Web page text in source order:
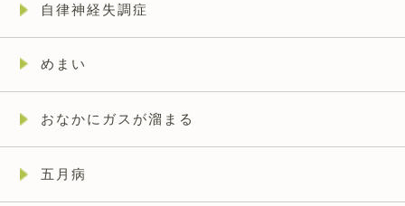
自律神経失調症
めまい
おなかにガスが溜まる
五月病